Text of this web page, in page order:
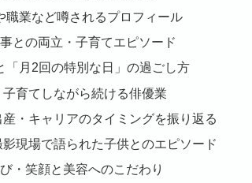
職業など噂されるプロフィール
との両立・子育てエピソード
月2回の特別な日」の過ごし方
育てしながら続ける俳優業
・キャリアのタイミングを振り返る
現場で語られた子供とのエピソード
・笑顔と美容へのこだわり